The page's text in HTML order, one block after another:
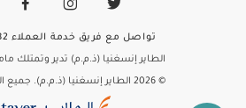
الطاير إنسغنيا (ذ.م.م) تدير وتمتلك
© 2026 الطاير إنسغنيا (ذ.م.م). جميع الحقوق محفوظة
تواصل مع فريق خدمة العملاء